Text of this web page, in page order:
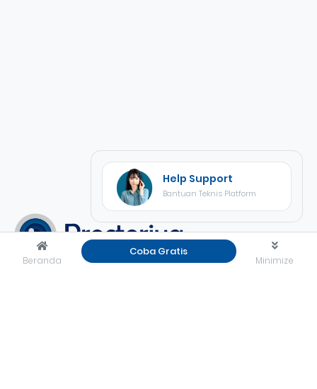
Beranda
Coba Gratis
Minimize
Help Support
Bantuan Teknis Platform